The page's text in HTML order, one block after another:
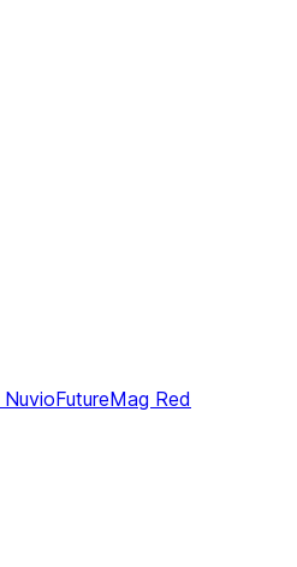
NuvioFutureMag Red